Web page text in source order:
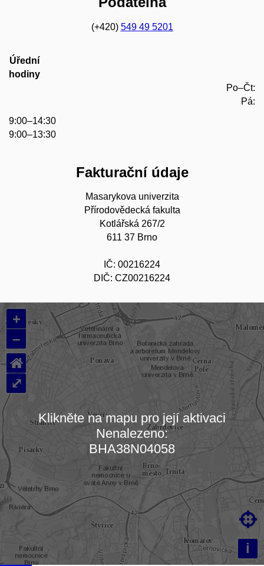
(+420) 549 49 5201
Úřední
hodiny
Po–Čt:
Pá:
9:00–14:30
9:00–13:30
Fakturační údaje
Masarykova univerzita
Přírodovědecká fakulta
Kotlářská 267/2
611 37 Brno
IČ: 00216224
DIČ: CZ00216224
Načítám mapu…
+
–
i

⌂
⤢
Klikněte na mapu pro její aktivaci
Nenalezeno:
BHA38N04058